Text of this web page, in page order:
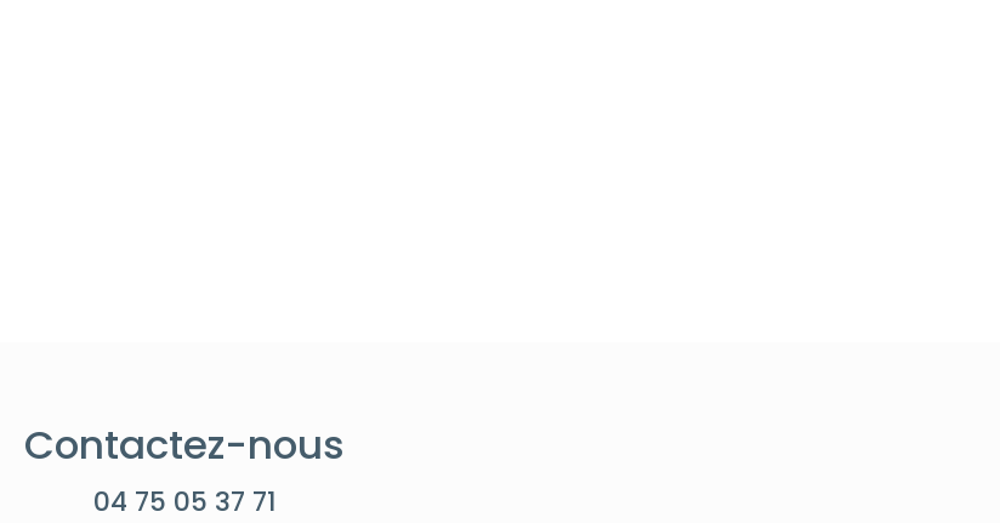
Contactez-nous
04 75 05 37 71